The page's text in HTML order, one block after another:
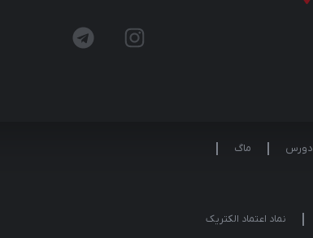
دورس ماگ
نماد اعتماد الکتریک